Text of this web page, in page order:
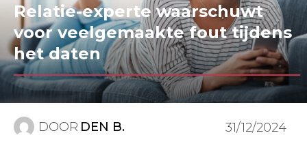
Relatie-experte waarschuwt
voor veelgemaakte fout tijdens
het daten
DOOR DEN B. 31/12/2024